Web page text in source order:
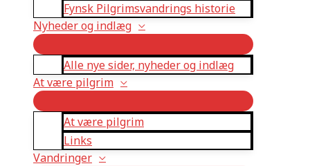
Fynsk Pilgrimsvandrings historie
Nyheder og indlæg
Alle nye sider, nyheder og indlæg
At være pilgrim
At være pilgrim
Links
Vandringer